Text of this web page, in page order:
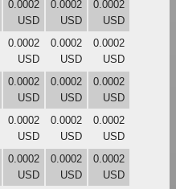
0.0002
USD
0.0002
USD
0.0002
USD
0.0002
USD
0.0002
USD
0.0002
USD
0.0002
USD
0.0002
USD
0.0002
USD
0.0002
USD
0.0002
USD
0.0002
USD
0.0002
USD
0.0002
USD
0.0002
USD